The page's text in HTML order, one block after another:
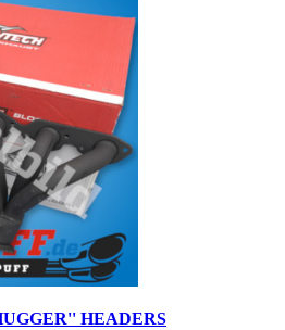
HEADERS